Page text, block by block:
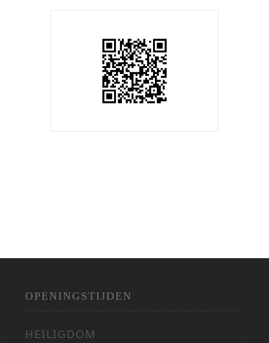
OPENINGSTIJDEN
HEILIGDOM